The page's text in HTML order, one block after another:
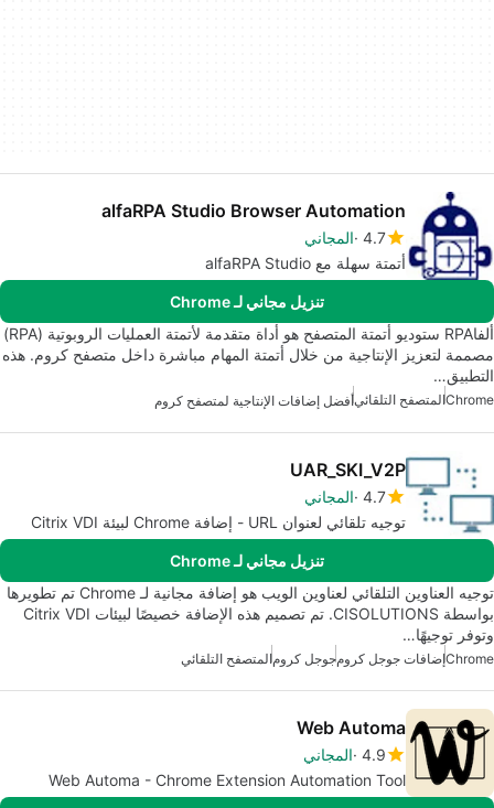
alfaRPA Studio Browser Automation
4.7 المجاني
أتمتة سهلة مع alfaRPA Studio
تنزيل مجاني لـ Chrome
ألفاRPA ستوديو أتمتة المتصفح هو أداة متقدمة لأتمتة العمليات الروبوتية (RPA)
مصممة لتعزيز الإنتاجية من خلال أتمتة المهام مباشرة داخل متصفح كروم. هذه
التطبيق…
Chromeالمتصفح التلقائيأفضل إضافات الإنتاجية لمتصفح كروم
UAR_SKI_V2P
4.7 المجاني
توجيه تلقائي لعنوان URL - إضافة Chrome لبيئة Citrix VDI
تنزيل مجاني لـ Chrome
توجيه العناوين التلقائي لعناوين الويب هو إضافة مجانية لـ Chrome تم تطويرها
بواسطة CISOLUTIONS. تم تصميم هذه الإضافة خصيصًا لبيئات Citrix VDI
وتوفر توجيهًا…
Chromeإضافات جوجل كرومجوجل كرومالمتصفح التلقائي
Web Automa
4.9 المجاني
Web Automa - Chrome Extension Automation Tool